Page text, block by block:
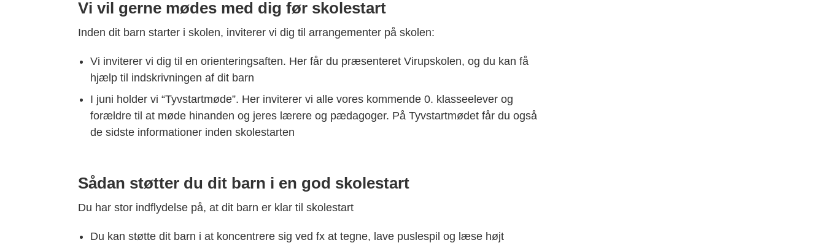
Vi vil gerne mødes med dig før skolestart
Inden dit barn starter i skolen, inviterer vi dig til arrangementer på skolen:
Vi inviterer vi dig til en orienteringsaften. Her får du præsenteret Virupskolen, og du kan få
hjælp til indskrivningen af dit barn
I juni holder vi “Tyvstartmøde”. Her inviterer vi alle vores kommende 0. klasseelever og
forældre til at møde hinanden og jeres lærere og pædagoger. På Tyvstartmødet får du også
de sidste informationer inden skolestarten
Sådan støtter du dit barn i en god skolestart
Du har stor indflydelse på, at dit barn er klar til skolestart
Du kan støtte dit barn i at koncentrere sig ved fx at tegne, lave puslespil og læse højt